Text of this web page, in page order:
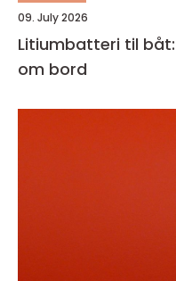
09. July 2026
Litiumbatteri til
om bord